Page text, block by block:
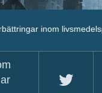
livsmedelsproduktion